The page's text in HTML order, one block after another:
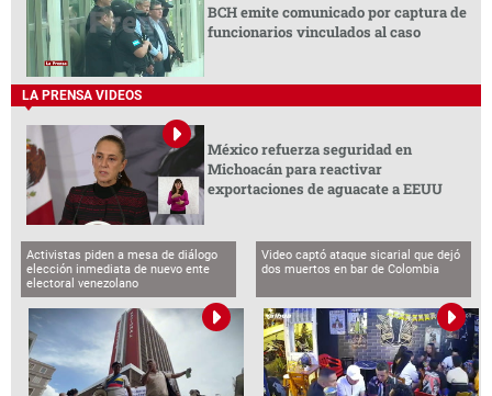
BCH emite comunicado por captura de
funcionarios vinculados al caso
LA PRENSA VIDEOS
México refuerza seguridad en
Michoacán para reactivar
exportaciones de aguacate a EEUU
Activistas piden a mesa de diálogo
elección inmediata de nuevo ente
electoral venezolano
Video captó ataque sicarial que dejó
dos muertos en bar de Colombia